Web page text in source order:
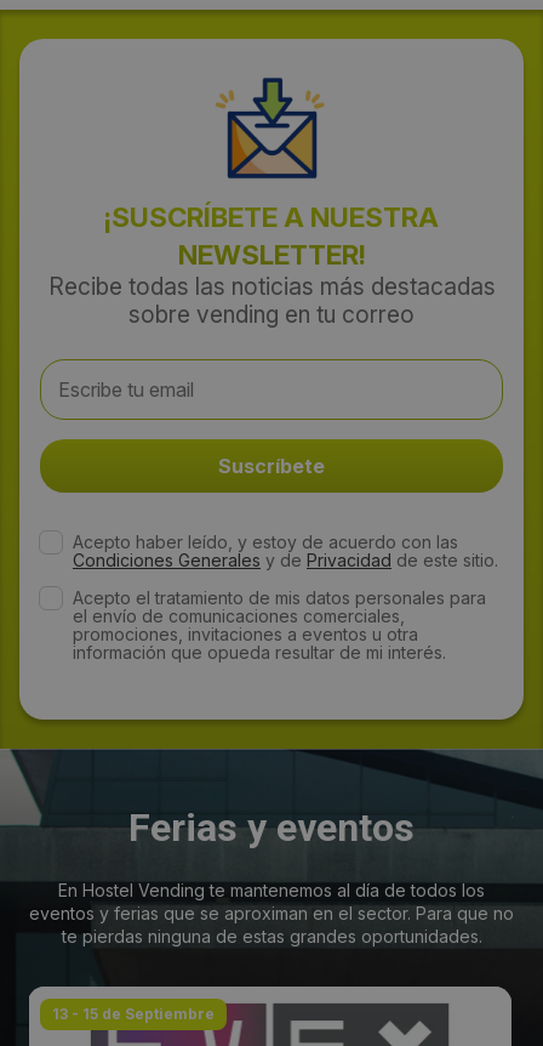
¡SUSCRÍBETE A NUESTRA
NEWSLETTER!
Recibe todas las noticias más destacadas
sobre vending en tu correo
Acepto haber leído, y estoy de acuerdo con las
Condiciones Generales y de Privacidad de este sitio.
Acepto el tratamiento de mis datos personales para
el envío de comunicaciones comerciales,
promociones, invitaciones a eventos u otra
información que opueda resultar de mi interés.
Ferias y eventos
En Hostel Vending te mantenemos al día de todos los
eventos y ferias que se aproximan en el sector. Para que no
te pierdas ninguna de estas grandes oportunidades.
13 - 15 de Septiembre